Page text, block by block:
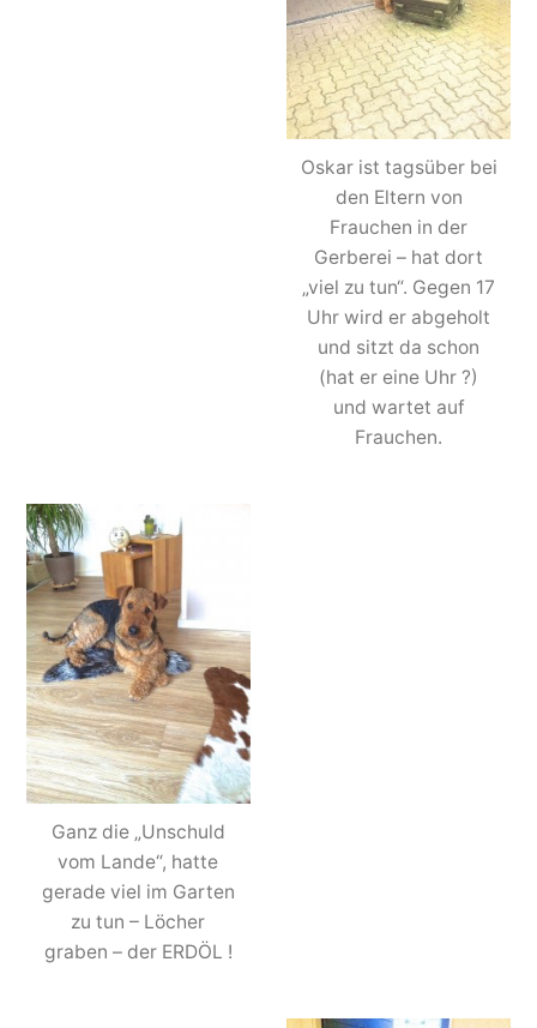
Oskar ist tagsüber bei
den Eltern von
Frauchen in der
Gerberei – hat dort
„viel zu tun“. Gegen 17
Uhr wird er abgeholt
und sitzt da schon
(hat er eine Uhr ?)
und wartet auf
Frauchen.
Ganz die „Unschuld
vom Lande“, hatte
gerade viel im Garten
zu tun – Löcher
graben – der ERDÖL !